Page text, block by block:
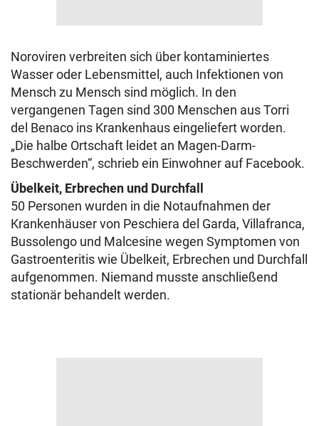
Noroviren verbreiten sich über kontaminiertes
Wasser oder Lebensmittel, auch Infektionen von
Mensch zu Mensch sind möglich. In den
vergangenen Tagen sind 300 Menschen aus Torri
del Benaco ins Krankenhaus eingeliefert worden.
„Die halbe Ortschaft leidet an Magen-Darm-
Beschwerden“, schrieb ein Einwohner auf Facebook.
Übelkeit, Erbrechen und Durchfall
50 Personen wurden in die Notaufnahmen der
Krankenhäuser von Peschiera del Garda, Villafranca,
Bussolengo und Malcesine wegen Symptomen von
Gastroenteritis wie Übelkeit, Erbrechen und Durchfall
aufgenommen. Niemand musste anschließend
stationär behandelt werden.